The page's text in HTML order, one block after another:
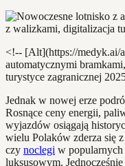
<!-- [Alt](https://medyk.ai/
automatycznymi
turystyce zagranicznej
Jednak w nowej erze
Rosnące ceny energii,
wyjazdów osiągają
wielu Polaków zderza się
czy noclegi w popularnych
luksusowym.